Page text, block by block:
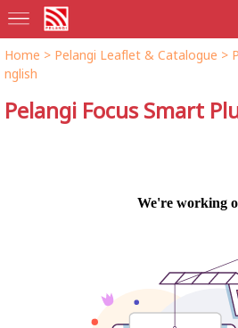
Home > Pelangi Leaflet & Catalogue >
nglish
Pelangi Focus Smart